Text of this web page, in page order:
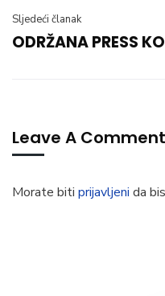
Sljedeći članak
ODRŽANA PRESS
Leave A Comment
Morate biti prijavljeni da